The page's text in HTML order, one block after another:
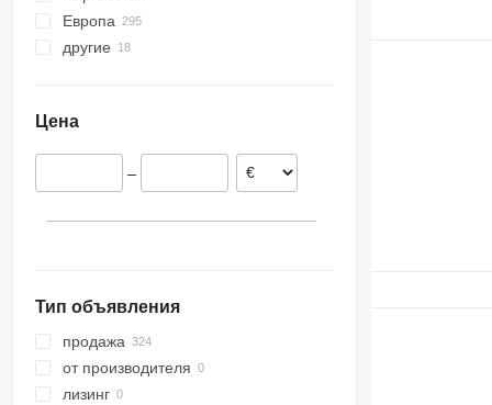
Tucano
6090
6100
6145
6145 R
6310
6320
6400
6410
9380
TM
TN
Европа
Польша
Дания
Румыния
другие
Цена
–
Тип объявления
продажа
от производителя
лизинг